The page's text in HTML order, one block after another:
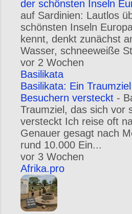
der schönsten Inseln
auf Sardinien: Lautlos
schönsten Inseln
kennt, denkt zunächst
Wasser, schneeweiße
vor 2 Wochen
Basilikata
Basilikata: Ein
Besuchern versteckt -
Traumziel, das sich vor
versteckt Ich reise oft
Genauer gesagt nach
rund 10.000 Ein...
vor 3 Wochen
Afrika.pro